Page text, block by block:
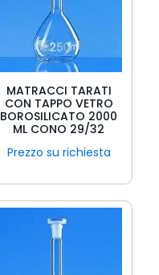
MATRACCI TARATI
CON TAPPO VETRO
BOROSILICATO 2000
ML CONO 29/32
Prezzo su richiesta